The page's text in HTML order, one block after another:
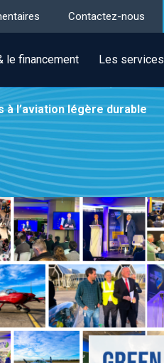
Contactez-nous
le financement Les services
à l’aviation légère durable